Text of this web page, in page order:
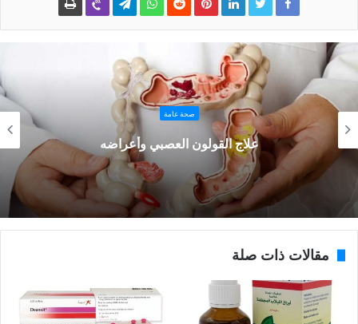
صحة عامة
علاج القولون العصبي وأعراضه
مقالات ذات صلة